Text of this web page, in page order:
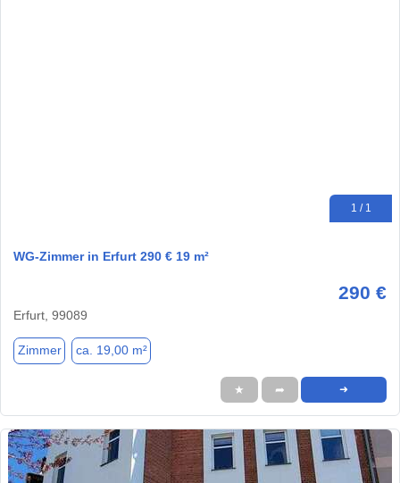
1 / 1
WG-Zimmer in Erfurt 290 € 19 m²
290 €
Erfurt, 99089
Zimmer ca. 19,00 m²
★ ➦ ➜